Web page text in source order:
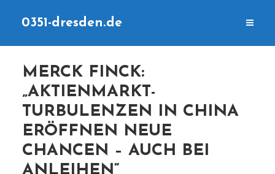
0351-dresden.de
MERCK FINCK:
„AKTIENMARKT-
TURBULENZEN IN CHINA
ERÖFFNEN NEUE
CHANCEN – AUCH BEI
ANLEIHEN“